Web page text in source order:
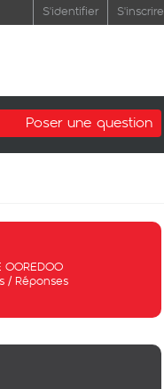
S'identifier S'inscrire
Poser une question
OOREDOO
/ Réponses